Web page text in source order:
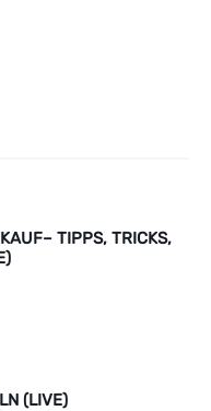
TIPPS, TRICKS,
(LIVE)